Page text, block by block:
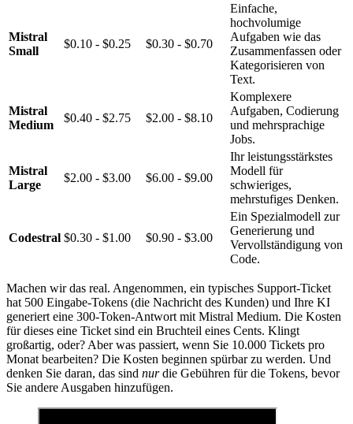
Mistral
Small
$0.10 - $0.25 $0.30 - $0.70
Einfache,
hochvolumige
Aufgaben wie das
Zusammenfassen oder
Kategorisieren von
Text.
Mistral
Medium
$0.40 - $2.75 $2.00 - $8.10
Komplexere
Aufgaben, Codierung
und mehrsprachige
Jobs.
Mistral
Large
$2.00 - $3.00 $6.00 - $9.00
Ihr leistungsstärkstes
Modell für
schwieriges,
mehrstufiges Denken.
Codestral $0.30 - $1.00 $0.90 - $3.00
Ein Spezialmodell zur
Generierung und
Vervollständigung von
Code.
Machen wir das real. Angenommen, ein typisches Support-Ticket
hat 500 Eingabe-Tokens (die Nachricht des Kunden) und Ihre KI
generiert eine 300-Token-Antwort mit Mistral Medium. Die Kosten
für dieses eine Ticket sind ein Bruchteil eines Cents. Klingt
großartig, oder? Aber was passiert, wenn Sie 10.000 Tickets pro
Monat bearbeiten? Die Kosten beginnen spürbar zu werden. Und
denken Sie daran, das sind nurdie Gebühren für die Tokens, bevor
Sie andere Ausgaben hinzufügen.